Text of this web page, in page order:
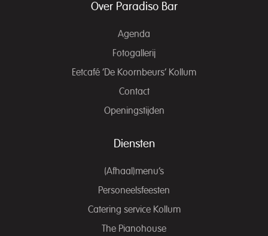
Over Paradiso Bar
Agenda
Fotogallerij
Eetcafé ‘De Koornbeurs’ Kollum
Contact
Openingstijden
Diensten
(Afhaal)menu’s
Personeelsfeesten
Catering service Kollum
The Pianohouse